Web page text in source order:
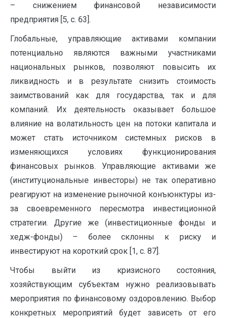
– снижением финансовой независимости
предприятия [5, c. 63].
Глобальные, управляющие активами компании
потенциально являются важными участниками
национальных рынков, позволяют повысить их
ликвидность и в результате снизить стоимость
заимствований как для государства, так и для
компаний. Их деятельность оказывает большое
влияние на волатильность цен на потоки капитала и
может стать источником системных рисков в
изменяющихся условиях функционирования
финансовых рынков. Управляющие активами же
(институциональные инвесторы) не так оперативно
реагируют на изменение рыночной конъюнктуры из-
за своевременного пересмотра инвестиционной
стратегии. Другие же (инвестиционные фонды и
хедж-фонды) – более склонны к риску и
инвестируют на короткий срок [1, c. 87].
Чтобы выйти из кризисного состояния,
хозяйствующим субъектам нужно реализовывать
мероприятия по финансовому оздоровлению. Выбор
конкретных мероприятий будет зависеть от его